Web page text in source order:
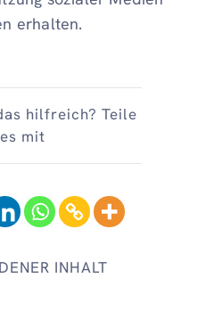
erhalten.
hilfreich? Teile
es mit
INHALT